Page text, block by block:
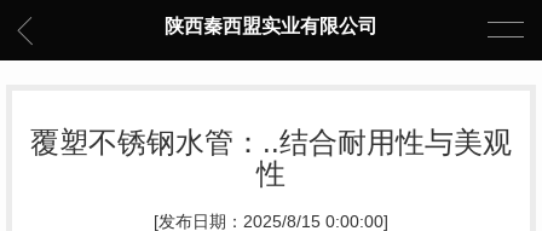
陕西秦西盟实业有限公司
覆塑不锈钢水管：..结合耐用性与美观
性
[发布日期：2025/8/15 0:00:00]